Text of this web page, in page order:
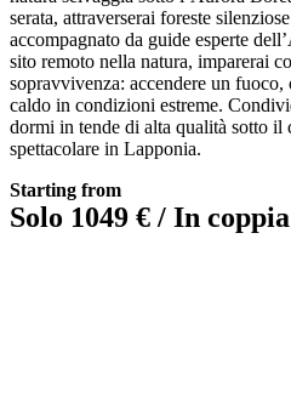
serata, attraverserai foreste
accompagnato da guide esperte
sito remoto nella natura, imparerai
sopravvivenza: accendere un fuoco,
caldo in condizioni estreme.
dormi in tende di alta qualità sotto il
spettacolare in Lapponia.
Starting from
Solo 1049 € / In